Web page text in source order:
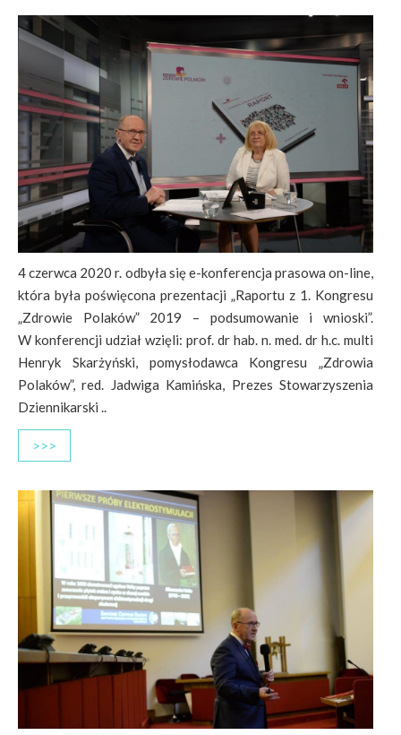
4 czerwca 2020 r. odbyła się e-konferencja prasowa on-line,
która była poświęcona prezentacji „Raportu z 1. Kongresu
„Zdrowie Polaków” 2019 – podsumowanie i wnioski”.
W konferencji udział wzięli: prof. dr hab. n. med. dr h.c. multi
Henryk Skarżyński, pomysłodawca Kongresu „Zdrowia
Polaków”, red. Jadwiga Kamińska, Prezes Stowarzyszenia
Dziennikarski ..
>>>